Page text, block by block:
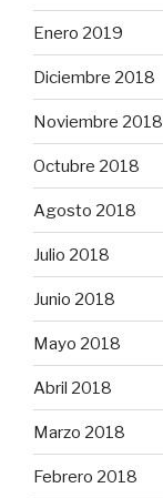
Enero 2019
Diciembre 2018
Noviembre 2018
Octubre 2018
Agosto 2018
Julio 2018
Junio 2018
Mayo 2018
Abril 2018
Marzo 2018
Febrero 2018